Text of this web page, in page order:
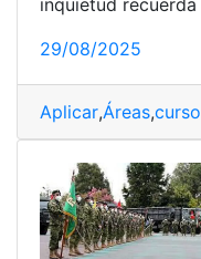
29/08/2025
Aplicar,Áreas,curso